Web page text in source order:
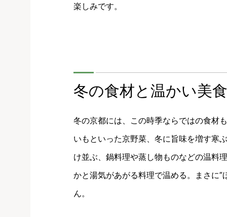
楽しみです。
冬の食材と温かい美食
冬の京都には、この時季ならではの食材
いもといった京野菜、冬に旨味を増す寒
け並ぶ、鍋料理や蒸し物ものなどの温料
かと湯気があがる料理で温める。まさに
ん。